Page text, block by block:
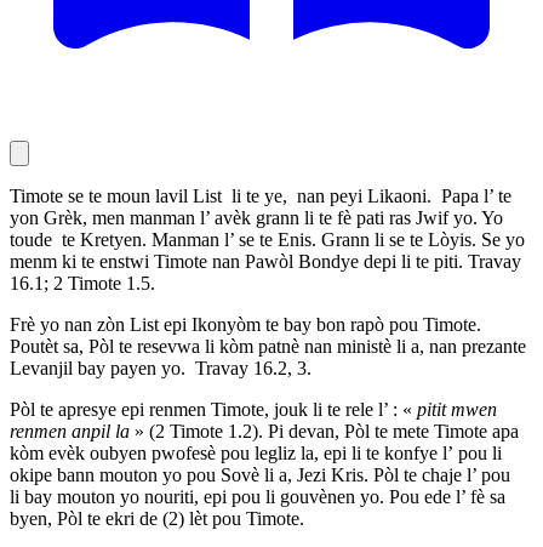
Timote se te moun lavil List li te ye, nan peyi Likaoni. Papa l’ te
yon Grèk, men manman l’ avèk grann li te fè pati ras Jwif yo. Yo
toude te Kretyen. Manman l’ se te Enis. Grann li se te Lòyis. Se yo
menm ki te enstwi Timote nan Pawòl Bondye depi li te piti. Travay
16.1; 2 Timote 1.5.
Frè yo nan zòn List epi Ikonyòm te bay bon rapò pou Timote.
Poutèt sa, Pòl te resevwa li kòm patnè nan ministè li a, nan prezante
Levanjil bay payen yo. Travay 16.2, 3.
Pòl te apresye epi renmen Timote, jouk li te rele l’ : « pitit mwen
renmen anpil la » (2 Timote 1.2). Pi devan, Pòl te mete Timote apa
kòm evèk oubyen pwofesè pou legliz la, epi li te konfye l’ pou li
okipe bann mouton yo pou Sovè li a, Jezi Kris. Pòl te chaje l’ pou
li bay mouton yo nouriti, epi pou li gouvènen yo. Pou ede l’ fè sa
byen, Pòl te ekri de (2) lèt pou Timote.